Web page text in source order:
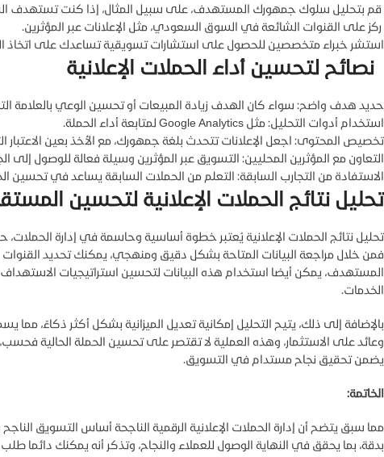
قم بتحليل سلوك جمهورك المستهدف، على سبيل المثال، إذا كنت تستهدف
ركز على القنوات الشائعة في السوق السعودي، مثل الإعلانات عبر المؤثرين.
استشر خبراء متخصصين للحصول على استشارات تسويقية تساعدك على اتخاذ
نصائح لتحسين أداء الحملات الإعلانية
حديد هدف واضح: سواء كان الهدف زيادة المبيعات أو تحسين الوعي بالعلامة
استخدام أدوات التحليل: مثل Google Analytics لمتابعة أداء الحملة.
تخصيص المحتوى: اجعل الإعلانات تتحدث بلغة جمهورك، مع الأخذ بعين الاعتبار
التعاون مع المؤثرين المحليين: التسويق عبر المؤثرين وسيلة فعالة للوصول
الاستفادة من التجارب السابقة: التعلم من الحملات السابقة يساعد في تحسين
تحليل نتائج الحملات الإعلانية لتحسين
تحليل نتائج الحملات الإعلانية يُعتبر خطوة أساسية وحاسمة في إدارة
فمن خلال مراجعة البيانات المتاحة بشكل دقيق ومنهجي، يمكنك تحديد
المستهدف، يمكن أيضا استخدام هذه البيانات لتحسين استراتيجيات الاستهداف
الخدمات.
بالإضافة إلى ذلك، يتيح التحليل إمكانية تعديل الميزانية بشكل أكثر ذكاءً،
وعائد على الاستثمار، وهذه العملية لا تقتصر على تحسين الحملة الحالية
يضمن تحقيق نجاح مستدام في التسويق.
الخاتمة:
مما سبق يتضح أن إدارة الحملات الإعلانية الرقمية الناجحة أساس التسويق
بدقة، بما يحقق في النهاية الوصول للعملاء والنجاح، وتذكر أنه يمكنك
Facebook
linkedin
Snapchat
TikTok